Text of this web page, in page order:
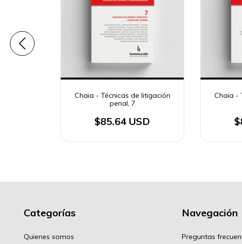
Chaia - Técnicas de litigación
penal, 7
$85.64 USD
Chaia -
Categorías
Quienes somos
Navegación
Preguntas